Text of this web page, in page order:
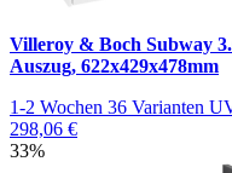
Villeroy & Boch Subway
Auszug, 622x429x478mm
1-2 Wochen 36 Varianten
298,06 €
33%